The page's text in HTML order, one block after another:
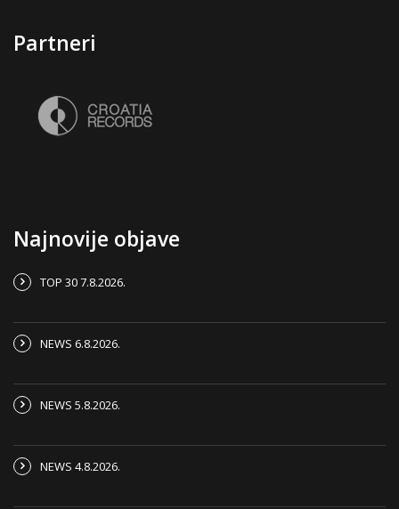
Partneri
Najnovije objave
TOP 30 7.8.2026.
NEWS 6.8.2026.
NEWS 5.8.2026.
NEWS 4.8.2026.